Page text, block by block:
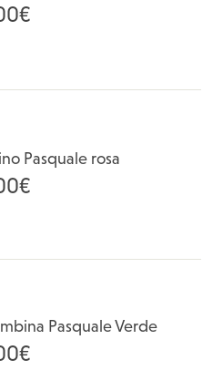
€
Pasquale rosa
€
Pasquale Verde
€